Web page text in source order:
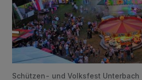
Schützen- und Volksfest Unterbach